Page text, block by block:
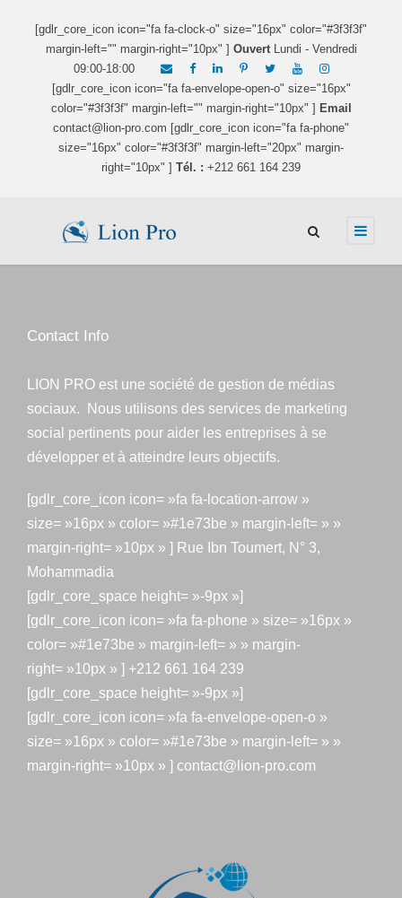
[gdlr_core_icon icon="fa fa-clock-o" size="16px" color="#3f3f3f"
margin-left="" margin-right="10px" ] OuvertLundi - Vendredi
09:00-18:00
[gdlr_core_icon icon="fa fa-envelope-open-o" size="16px"
color="#3f3f3f" margin-left="" margin-right="10px" ] Email
contact@lion-pro.com [gdlr_core_icon icon="fa fa-phone"
size="16px" color="#3f3f3f" margin-left="20px" margin-
right="10px" ] Tél. : +212 661 164 239
Contact Info
LION PRO est une société de gestion de médias
sociaux. Nous utilisons des services de marketing
social pertinents pour aider les entreprises à se
développer et à atteindre leurs objectifs.
[gdlr_core_icon icon= »fa fa-location-arrow »
size= »16px » color= »#1e73be » margin-left= » »
margin-right= »10px » ] Rue Ibn Toumert, N° 3,
Mohammadia
[gdlr_core_space height= »-9px »]
[gdlr_core_icon icon= »fa fa-phone » size= »16px »
color= »#1e73be » margin-left= » » margin-
right= »10px » ] +212 661 164 239
[gdlr_core_space height= »-9px »]
[gdlr_core_icon icon= »fa fa-envelope-open-o »
size= »16px » color= »#1e73be » margin-left= » »
margin-right= »10px » ] contact@lion-pro.com